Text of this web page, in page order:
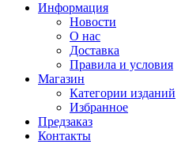
Информация
Новости
О нас
Доставка
Правила и условия
Магазин
Категории изданий
Избранное
Предзаказ
Контакты